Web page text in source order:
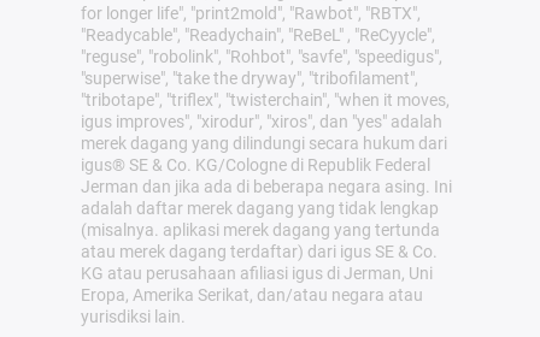
for longer life", "print2mold", "Rawbot", "RBTX",
"Readycable", "Readychain", "ReBeL" , "ReCyycle",
"reguse", "robolink", "Rohbot", "savfe", "speedigus",
"superwise", "take the dryway", "tribofilament",
"tribotape", "triflex", "twisterchain", "when it moves,
igus improves", "xirodur", "xiros", dan "yes" adalah
merek dagang yang dilindungi secara hukum dari
igus® SE & Co. KG/Cologne di Republik Federal
Jerman dan jika ada di beberapa negara asing. Ini
adalah daftar merek dagang yang tidak lengkap
(misalnya. aplikasi merek dagang yang tertunda
atau merek dagang terdaftar) dari igus SE & Co.
KG atau perusahaan afiliasi igus di Jerman, Uni
Eropa, Amerika Serikat, dan/atau negara atau
yurisdiksi lain.